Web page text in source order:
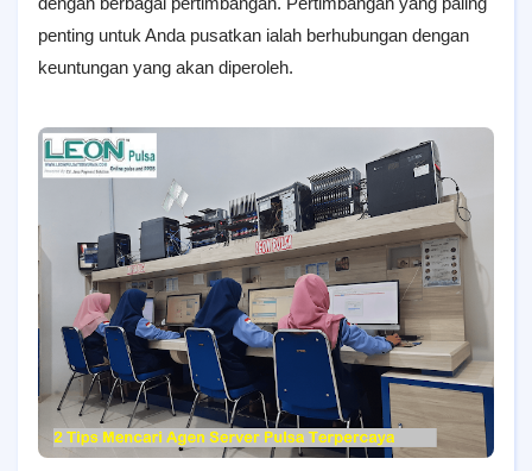
penting untuk Anda pusatkan ialah berhubungan dengan
keuntungan yang akan diperoleh.